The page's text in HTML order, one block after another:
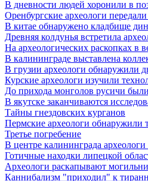
В дневности людей хоронили в
Оренбургские археологи
В китае обнаружено кладбище
Древняя колдунья встретила
Hа археологических раскопках в
В калининграде выставлена
В грузии археологи обнаружили
Курские археологи изучили
До прихода монголов русичи
В якутске заканчиваются
Тайны гнездовских курганов
Пермские археологи обнаружили
Третье погребение
В центре калининграда
Готичные находки липецкой
Археологи раскапывают
Каннибализм "приходил" к